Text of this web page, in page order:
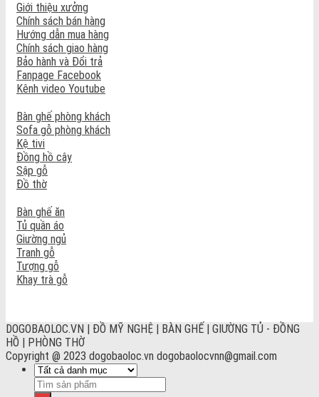
Giới thiệu xưởng
Chính sách bán hàng
Hướng dẫn mua hàng
Chính sách giao hàng
Bảo hành và Đổi trả
Fanpage Facebook
Kênh video Youtube
Bàn ghế phòng khách
Sofa gỗ phòng khách
Kệ tivi
Đồng hồ cây
Sập gỗ
Đồ thờ
Bàn ghế ăn
Tủ quần áo
Giường ngủ
Tranh gỗ
Tượng gỗ
Khay trà gỗ
DOGOBAOLOC.VN | ĐỒ MỸ NGHỆ | BÀN GHẾ | GIƯỜNG TỦ - ĐỒNG
HỒ | PHÒNG THỜ
Copyright @ 2023 dogobaoloc.vn dogobaolocvnn@gmail.com